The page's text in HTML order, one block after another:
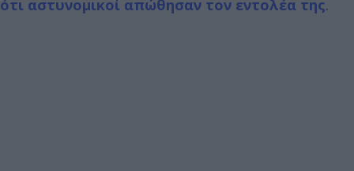
ότι αστυνομικοί απώθησαν τον εντολέα της.